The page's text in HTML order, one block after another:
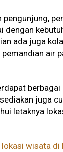
ada juga
air
juga
letaknya
lokasi wisata di